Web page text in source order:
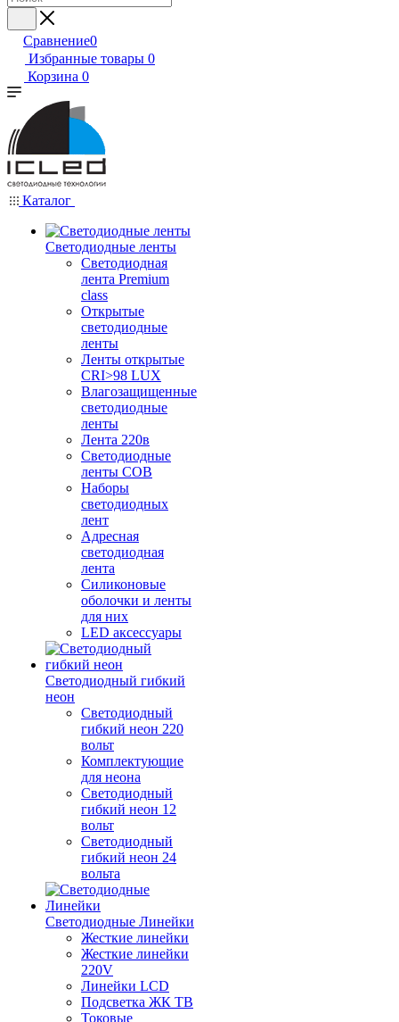
Сравнение0
Избранные товары 0
Корзина 0
Каталог
Светодиодные ленты
Светодиодная
лента Premium
class
Открытые
светодиодные
ленты
Ленты открытые
CRI>98 LUX
Влагозащищенные
светодиодные
ленты
Лента 220в
Светодиодные
ленты COB
Наборы
светодиодных
лент
Адресная
светодиодная
лента
Силиконовые
оболочки и ленты
для них
LED аксессуары
Светодиодный гибкий
неон
Светодиодный
гибкий неон 220
вольт
Комплектующие
для неона
Светодиодный
гибкий неон 12
вольт
Светодиодный
гибкий неон 24
вольта
Светодиодные Линейки
Жесткие линейки
Жесткие линейки
220V
Линейки LCD
Подсветка ЖК ТВ
Токовые